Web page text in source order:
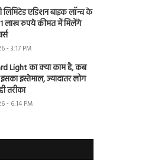
एडिशन बाइक लॉन्च के
लाख रुपये कीमत में मिलेंगे
- 3:17 PM
Light का क्या काम है, कब
इस्तेमाल, ज्यादातर लोग
तरीका
- 6:14 PM